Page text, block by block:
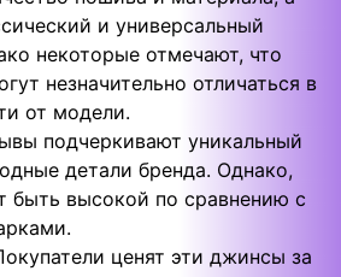
и универсальный
некоторые отмечают, что
незначительно отличаться в
от модели.
подчеркивают уникальный
детали бренда. Однако,
быть высокой по сравнению с
ценят эти джинсы за